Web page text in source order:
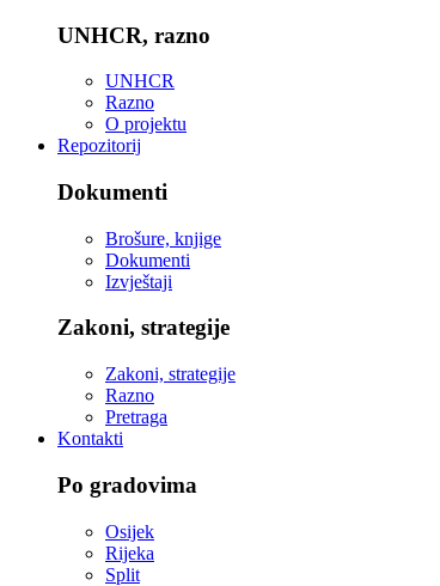
UNHCR, razno
UNHCR
Razno
O projektu
Repozitorij
Dokumenti
Brošure, knjige
Dokumenti
Izvještaji
Zakoni, strategije
Zakoni, strategije
Razno
Pretraga
Kontakti
Po gradovima
Osijek
Rijeka
Split